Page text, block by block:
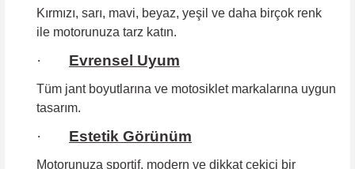
Kırmızı, sarı, mavi, beyaz, yeşil ve daha birçok renk
ile motorunuza tarz katın.
· Evrensel Uyum
Tüm jant boyutlarına ve motosiklet markalarına uygun
tasarım.
· Estetik Görünüm
Motorunuza sportif, modern ve dikkat çekici bir